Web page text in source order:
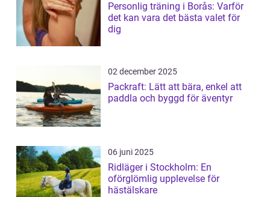
Personlig träning i Borås: Varför
det kan vara det bästa valet för
dig
02 december 2025
Packraft: Lätt att bära, enkel att
paddla och byggd för äventyr
06 juni 2025
Ridläger i Stockholm: En
oförglömlig upplevelse för
hästälskare